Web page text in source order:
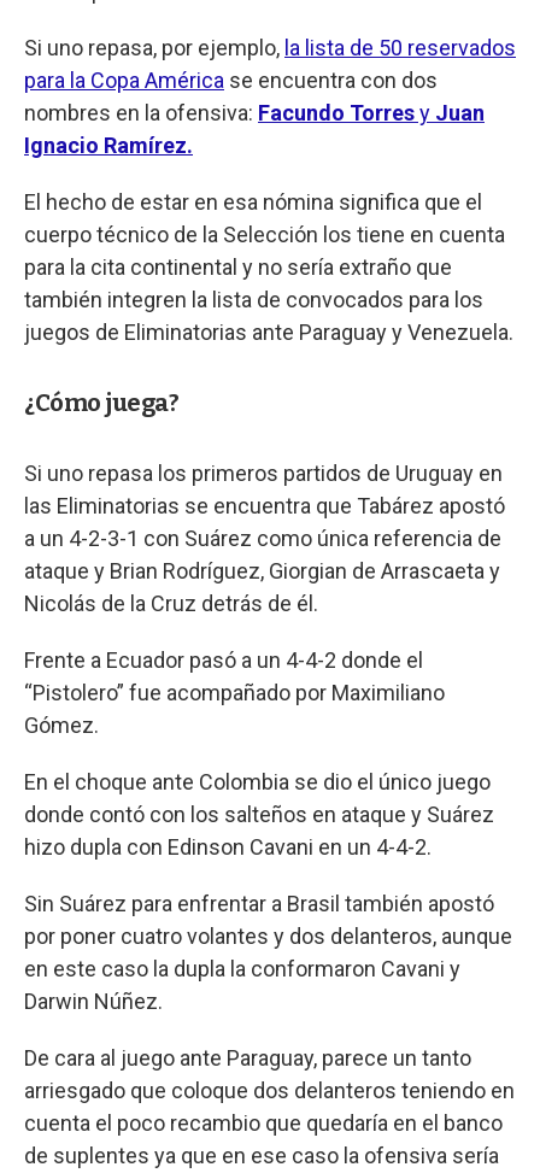
Si uno repasa, por ejemplo, la lista de 50 reservados
para la Copa América se encuentra con dos
nombres en la ofensiva: Facundo Torresy Juan
Ignacio Ramírez.
El hecho de estar en esa nómina significa que el
cuerpo técnico de la Selección los tiene en cuenta
para la cita continental y no sería extraño que
también integren la lista de convocados para los
juegos de Eliminatorias ante Paraguay y Venezuela.
¿Cómo juega?
Si uno repasa los primeros partidos de Uruguay en
las Eliminatorias se encuentra que Tabárez apostó
a un 4-2-3-1 con Suárez como única referencia de
ataque y Brian Rodríguez, Giorgian de Arrascaeta y
Nicolás de la Cruz detrás de él.
Frente a Ecuador pasó a un 4-4-2 donde el
“Pistolero” fue acompañado por Maximiliano
Gómez.
En el choque ante Colombia se dio el único juego
donde contó con los salteños en ataque y Suárez
hizo dupla con Edinson Cavani en un 4-4-2.
Sin Suárez para enfrentar a Brasil también apostó
por poner cuatro volantes y dos delanteros, aunque
en este caso la dupla la conformaron Cavani y
Darwin Núñez.
De cara al juego ante Paraguay, parece un tanto
arriesgado que coloque dos delanteros teniendo en
cuenta el poco recambio que quedaría en el banco
de suplentes ya que en ese caso la ofensiva sería